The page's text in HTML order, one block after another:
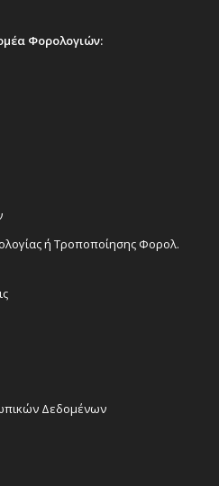
Φορολογιών:
ή Τροποποίησης Φορολ.
Δεδομένων